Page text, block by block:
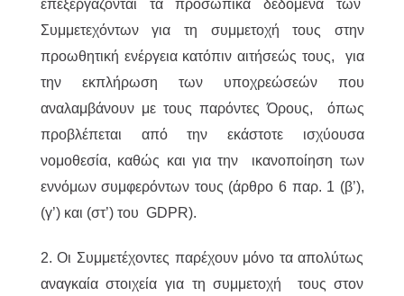
επεξεργάζονται τα προσωπικά δεδομένα των
Συμμετεχόντων για τη συμμετοχή τους στην
προωθητική ενέργεια κατόπιν αιτήσεώς τους, για
την εκπλήρωση των υποχρεώσεών που
αναλαμβάνουν με τους παρόντες Όρους, όπως
προβλέπεται από την εκάστοτε ισχύουσα
νομοθεσία, καθώς και για την ικανοποίηση των
εννόμων συμφερόντων τους (άρθρο 6 παρ. 1 (β’),
(γ’) και (στ’) του GDPR).
2. Οι Συμμετέχοντες παρέχουν μόνο τα απολύτως
αναγκαία στοιχεία για τη συμμετοχή τους στον